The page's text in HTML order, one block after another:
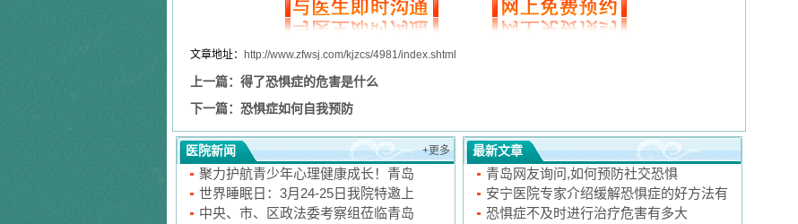
文章地址： http://www.zfwsj.com/kjzcs/4981/index.shtml
上一篇： 得了恐惧症的危害是什么
下一篇： 恐惧症如何自我预防
医院新闻 +更多
聚力护航青少年心理健康成长！青岛
世界睡眠日：3月24-25日我院特邀上
中央、市、区政法委考察组莅临青岛
最新文章
青岛网友询问,如何预防社交恐惧
安宁医院专家介绍缓解恐惧症的好方法有
哪些
恐惧症不及时进行治疗危害有多大